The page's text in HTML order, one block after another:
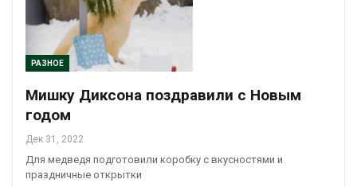
РАЗНОЕ
Мишку Диксона поздравили с Новым
годом
Дек 31, 2022
Для медведя подготовили коробку с вкусностями и
праздничные открытки